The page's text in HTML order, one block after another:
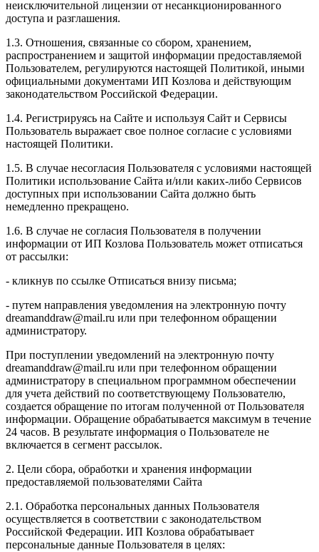
неисключительной лицензии от несанкционированного
доступа и разглашения.
1.3. Отношения, связанные со сбором, хранением,
распространением и защитой информации предоставляемой
Пользователем, регулируются настоящей Политикой, иными
официальными документами ИП Козловa и действующим
законодательством Российской Федерации.
1.4. Регистрируясь на Сайте и используя Сайт и Сервисы
Пользователь выражает свое полное согласие с условиями
настоящей Политики.
1.5. В случае несогласия Пользователя с условиями настоящей
Политики использование Сайта и/или каких-либо Сервисов
доступных при использовании Сайта должно быть
немедленно прекращено.
1.6. В случае не согласия Пользователя в получении
информации от ИП Козлова Пользователь может отписаться
от рассылки:
- кликнув по ссылке Отписаться внизу письма;
- путем направления уведомления на электронную почту
dreamanddraw@mail.ru или при телефонном обращении
администратору.
При поступлении уведомлений на электронную почту
dreamanddraw@mail.ru или при телефонном обращении
администратору в специальном программном обеспечении
для учета действий по соответствующему Пользователю,
создается обращение по итогам полученной от Пользователя
информации. Обращение обрабатывается максимум в течение
24 часов. В результате информация о Пользователе не
включается в сегмент рассылок.
2. Цели сбора, обработки и хранения информации
предоставляемой пользователями Сайта
2.1. Обработка персональных данных Пользователя
осуществляется в соответствии с законодательством
Российской Федерации. ИП Козловa обрабатывает
персональные данные Пользователя в целях: